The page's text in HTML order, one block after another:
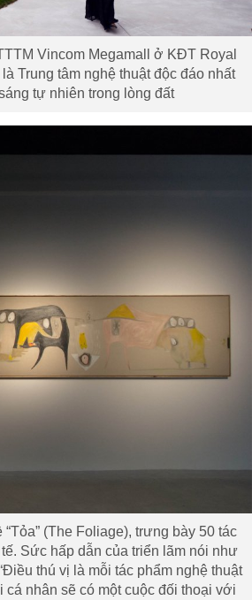
Vincom Megamall ở KĐT Royal
Trung tâm nghệ thuật độc đáo nhất
tự nhiên trong lòng đất
(The Foliage), trưng bày 50 tác
Sức hấp dẫn của triển lãm nói như
thú vị là mỗi tác phẩm nghệ thuật
nhân sẽ có một cuộc đối thoại với